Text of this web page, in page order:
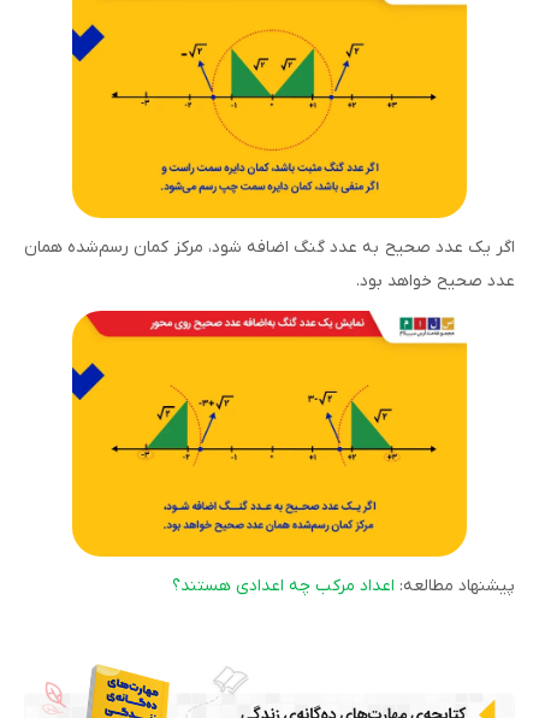
اگر یک عدد صحیح به عدد گنگ اضافه شود، مرکز کمان رسم‌شده همان
عدد صحیح خواهد بود.
پیشنهاد مطالعه: اعداد مرکب چه اعدادی هستند؟